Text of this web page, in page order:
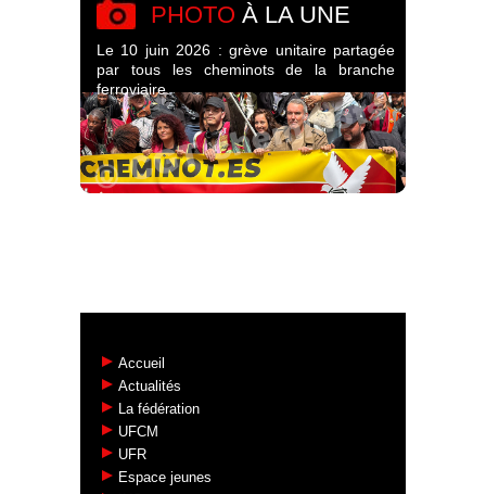
PHOTO À LA UNE
Le 10 juin 2026 : grève unitaire partagée
par tous les cheminots de la branche
ferroviaire.
Accueil
Actualités
La fédération
UFCM
UFR
Espace jeunes